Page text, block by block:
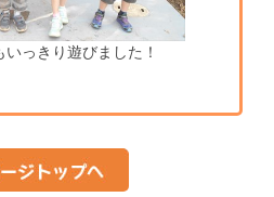
っきり遊びました！